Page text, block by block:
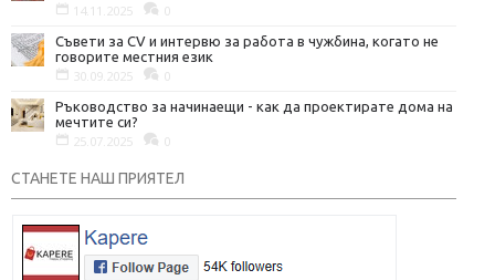
14.11.2025 0
Съвети за CV и интервю за работа в чужбина, когато не
говорите местния език
30.09.2025 0
Ръководство за начинаещи - как да проектирате дома на
мечтите си?
25.07.2025 0
СТАНЕТЕ НАШ ПРИЯТЕЛ